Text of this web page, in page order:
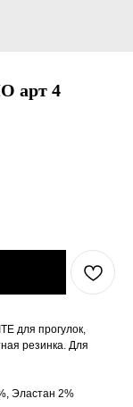
арт 4
для прогулок,
резинка. Для
Эластан 2%